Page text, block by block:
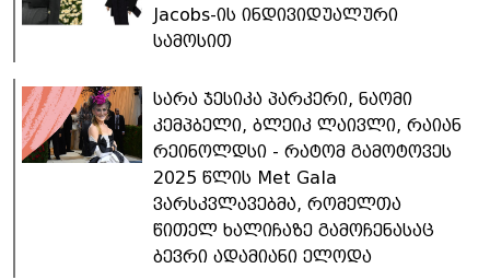
Jacobs-ის ინდივიდუალური
სამოსით
სარა ჯესიკა პარკერი, ნაომი
კემპბელი, ბლეიკ ლაივლი, რაიან
რეინოლდსი - რატომ გამოტოვეს
2025 წლის Met Gala
ვარსკვლავებმა, რომელთა
წითელ ხალიჩაზე გამოჩენასაც
ბევრი ადამიანი ელოდა